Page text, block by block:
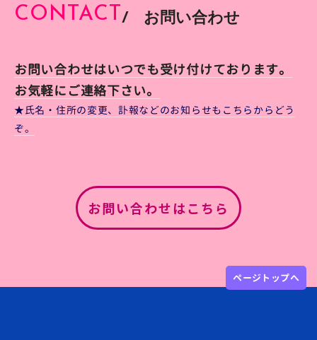
CONTACT / お問い合わせ
お問い合わせはいつでも受け付けております。
お気軽にご連絡下さい。
★氏名・住所の変更、訃報などのお知らせもこちらからどう
ぞ。
お問い合わせはこちら
ページトップへ